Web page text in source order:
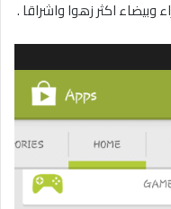
وبيضاء اكثر زهوا واشراقا .